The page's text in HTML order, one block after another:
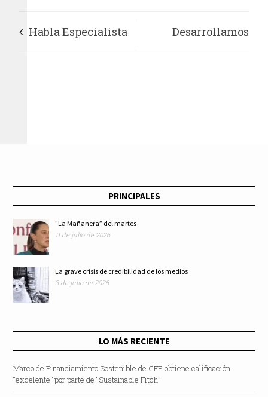
Habla Especialista Desarrollamos
PRINCIPALES
"La Mañanera” del martes
11 de julio de 2026
La grave crisis de credibilidad de los medios
3 de julio de 2026
LO MÁS RECIENTE
Marco de Financiamiento Sostenible de CFE obtiene calificación
“excelente” por parte de “Sustainable Fitch”